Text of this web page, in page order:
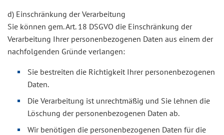
d) Einschränkung der Verarbeitung
Sie können gem. Art. 18 DSGVO die Einschränkung der
Verarbeitung Ihrer personenbezogenen Daten aus einem der
nachfolgenden Gründe verlangen:
Sie bestreiten die Richtigkeit Ihrer personenbezogenen
Daten.
Die Verarbeitung ist unrechtmäßig und Sie lehnen die
Löschung der personenbezogenen Daten ab.
Wir benötigen die personenbezogenen Daten für die